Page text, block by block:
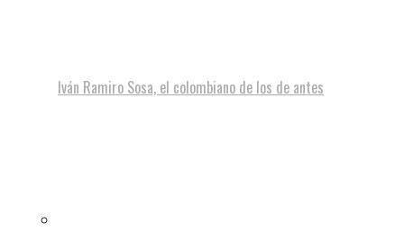
Iván Ramiro Sosa, el colombiano de los de antes